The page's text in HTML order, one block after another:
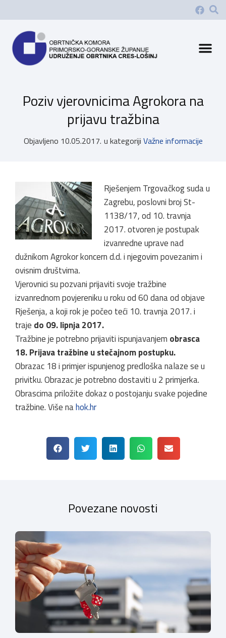
Poziv vjerovnicima Agrokora na
prijavu tražbina
Objavljeno 10.05.2017. u kategoriji Važne informacije
Rješenjem Trgovačkog suda u
Zagrebu, poslovni broj St-
1138/17, od 10. travnja
2017. otvoren je postupak
izvanredne uprave nad
dužnikom Agrokor koncern d.d. i njegovim povezanim i
ovisnim društvima.
Vjerovnici su pozvani prijaviti svoje tražbine
izvanrednom povjereniku u roku od 60 dana od objave
Rješenja, a koji rok je počeo teći 10. travnja 2017. i
traje do 09. lipnja 2017.
Tražbine je potrebno prijaviti ispunjavanjem obrasca
18. Prijava tražbine u stečajnom postupku.
Obrazac 18 i primjer ispunjenog predloška nalaze se u
privitku. Obrazac je potrebno dostaviti u 2 primjerka.
Obrascima priložite dokaz o postojanju svake pojedine
tražbine. Više nahok.hr
Povezane novosti